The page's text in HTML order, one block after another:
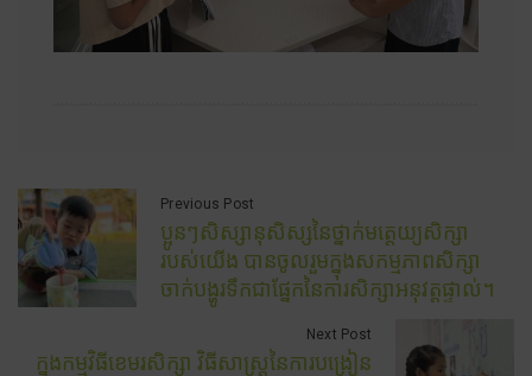
Previous Post
ប្អូនៗសិស្សានុសិស្សនៃថ្នាក់មត្តេយ្យសិក្សា
របស់យើង បានចូលរួមក្នុងសកម្មភាពសិក្សា
ចាក់បង្ហូរទឹកជាផ្នែកនៃការសិក្សាអនុវត្តផ្ទាល់។
Next Post
ក្នុងកម្មវិធីខេមរសិក្សា វិធីសាស្ត្រនៃការបង្រៀន